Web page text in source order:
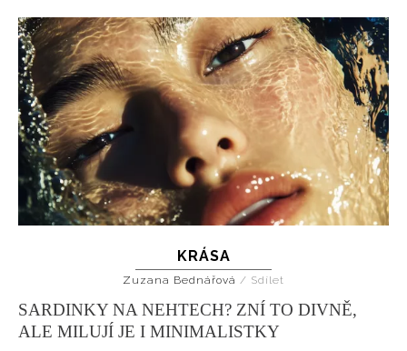
KRÁSA
Zuzana Bednářová / Sdílet
SARDINKY NA NEHTECH? ZNÍ TO DIVNĚ,
ALE MILUJÍ JE I MINIMALISTKY